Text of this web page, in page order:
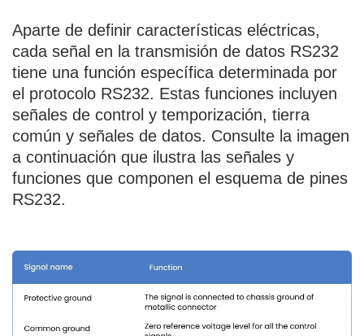
Aparte de definir características eléctricas,
cada señal en la transmisión de datos RS232
tiene una función específica determinada por
el protocolo RS232. Estas funciones incluyen
señales de control y temporización, tierra
común y señales de datos. Consulte la imagen
a continuación que ilustra las señales y
funciones que componen el esquema de pines
RS232.